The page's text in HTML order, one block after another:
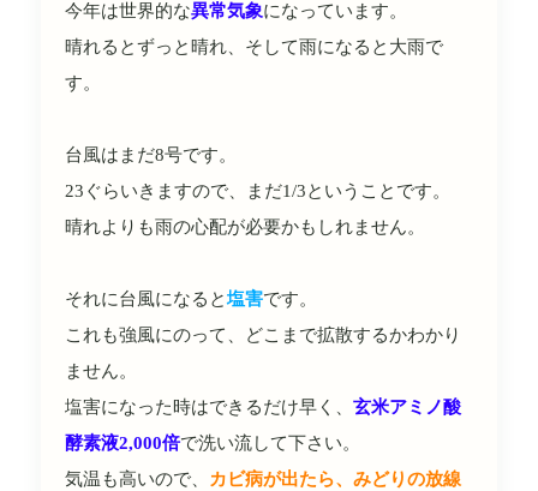
今年は世界的な異常気象になっています。
晴れるとずっと晴れ、そして雨になると大雨で
す。
台風はまだ8号です。
23ぐらいきますので、まだ1/3ということです。
晴れよりも雨の心配が必要かもしれません。
それに台風になると塩害です。
これも強風にのって、どこまで拡散するかわかり
ません。
塩害になった時はできるだけ早く、 玄米アミノ酸
酵素液2,000倍で洗い流して下さい。
気温も高いので、 カビ病が出たら、みどりの放線